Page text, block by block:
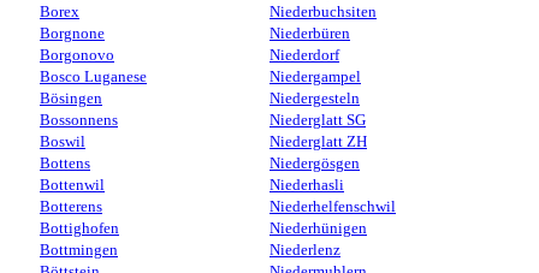
Borex
Borgnone
Borgonovo
Bosco Luganese
Bösingen
Bossonnens
Boswil
Bottens
Bottenwil
Botterens
Bottighofen
Bottmingen
Niederbuchsiten
Niederbüren
Niederdorf
Niedergampel
Niedergesteln
Niederglatt SG
Niederglatt ZH
Niedergösgen
Niederhasli
Niederhelfenschwil
Niederhünigen
Niederlenz